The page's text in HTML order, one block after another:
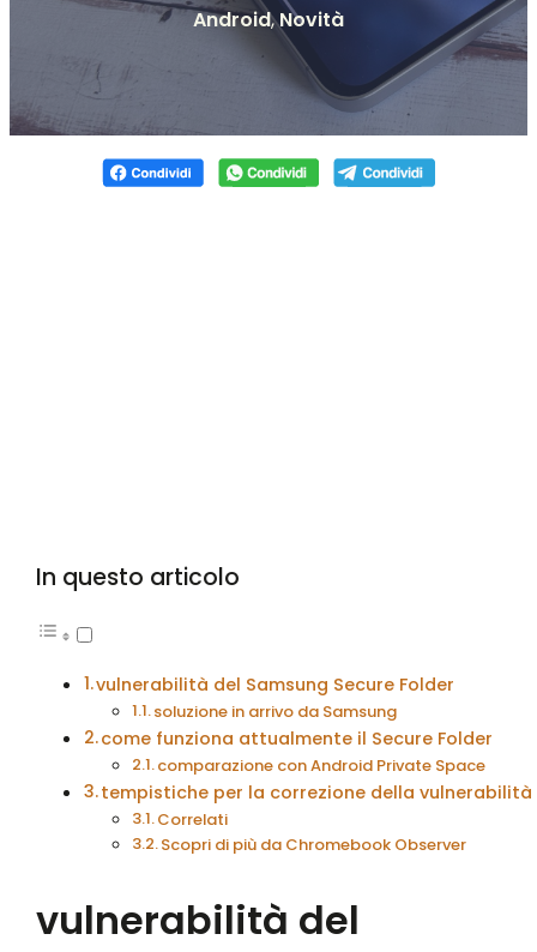
Android,Novità
In questo articolo
vulnerabilità del Samsung Secure Folder
soluzione in arrivo da Samsung
come funziona attualmente il Secure Folder
comparazione con Android Private Space
tempistiche per la correzione della vulnerabilità
Correlati
Scopri di più da Chromebook Observer
vulnerabilità del